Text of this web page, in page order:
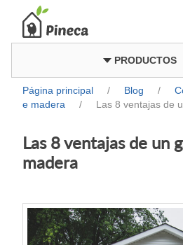
PRODUCTOS
Página principal / Blog /
e madera
/ Las 8 ventajas de
Las 8 ventajas de un
madera